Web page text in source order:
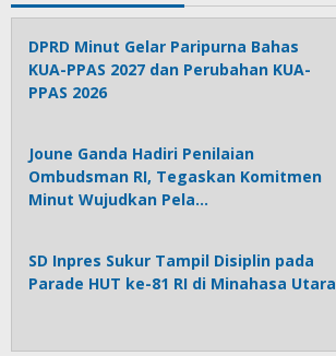
DPRD Minut Gelar Paripurna Bahas
KUA-PPAS 2027 dan Perubahan KUA-
PPAS 2026
Joune Ganda Hadiri Penilaian
Ombudsman RI, Tegaskan Komitmen
Minut Wujudkan Pela…
SD Inpres Sukur Tampil Disiplin pada
Parade HUT ke-81 RI di Minahasa Utara